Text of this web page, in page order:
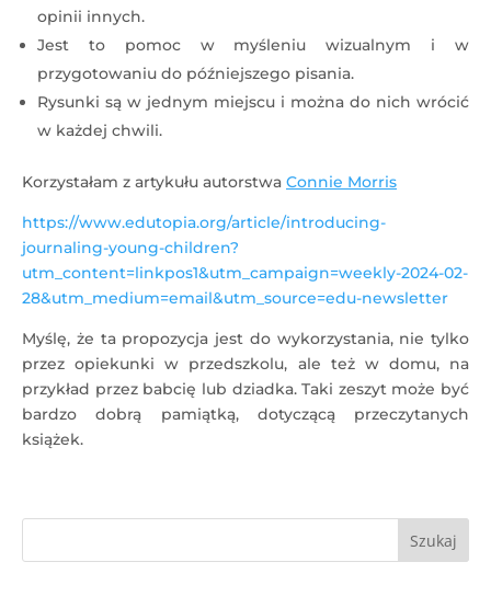
opinii innych.
Jest to pomoc w myśleniu wizualnym i w
przygotowaniu do późniejszego pisania.
Rysunki są w jednym miejscu i można do nich wrócić
w każdej chwili.
Korzystałam z artykułu autorstwa Connie Morris
https://www.edutopia.org/article/introducing-
journaling-young-children?
utm_content=linkpos1&utm_campaign=weekly-2024-02-
28&utm_medium=email&utm_source=edu-newsletter
Myślę, że ta propozycja jest do wykorzystania, nie tylko
przez opiekunki w przedszkolu, ale też w domu, na
przykład przez babcię lub dziadka. Taki zeszyt może być
bardzo dobrą pamiątką, dotyczącą przeczytanych
książek.
Szukaj